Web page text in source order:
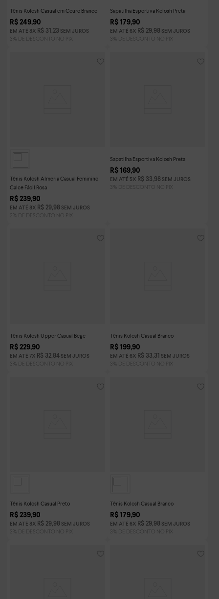
Tênis Kolosh Casual em Couro Branco
R$ 249,90
EM ATÉ 8 X R$ 31 ,23 SEM JUROS
Sapatilha Esportiva Kolosh Preta
R$ 179,90
EM ATÉ 6X R$ 29,98 SEM JUROS
Tênis Kolosh Almeria Casual Feminino
Calce Fácil Rosa
R$ 239,90
EM ATÉ 8 X R$ 29,98 SEM JUROS
Sapatilha Esportiva Kolosh Preta
R$ 169,90
EM ATÉ 5 X R$ 33,98 SEM JUROS
Tênis Kolosh Upper Casual Bege
R$ 229,90
EM ATÉ 7X R$ 32,84 SEM JUROS
Tênis Kolosh Casual Branco
R$ 199,90
EM ATÉ 6X R$ 33,31 SEM JUROS
Tênis Kolosh Casual Preto
R$ 239,90
EM ATÉ 8 X R$ 29,98 SEM JUROS
Tênis Kolosh Casual Branco
R$ 179,90
EM ATÉ 6X R$ 29,98 SEM JUROS